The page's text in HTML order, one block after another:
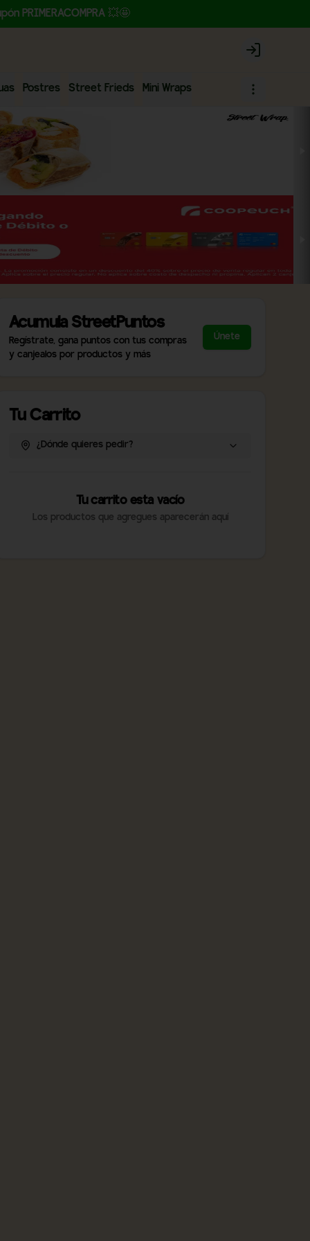
PRIMERACOMPRA 💥🤩
Login
Postres Street Frieds Mini Wraps
Acumula StreetPuntos
Regístrate, gana puntos con tus compras
y canjealos por productos y más
Únete
Tu Carrito
¿Dónde quieres pedir?
Tu carrito esta vacío
Los productos que agregues aparecerán aquí